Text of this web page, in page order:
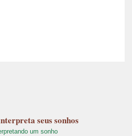
seus sonhos
um sonho